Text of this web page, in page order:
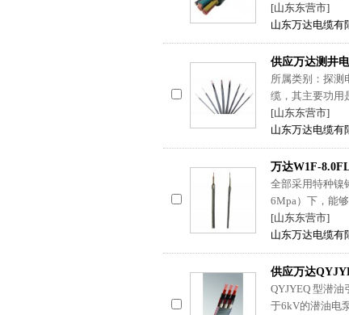
[山东东营市]
山东万达电缆有
供应万达测井
所属类别：探测
缆，其主要功用
[山东东营市]
山东万达电缆有
万达W1F-
全部采用特种镍
6Mpa）下，能
[山东东营市]
山东万达电缆有
供应万达
QYJYEQ 型潜
于6kV的潜油电